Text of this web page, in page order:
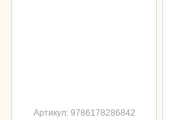
Артикул: 9786178286842